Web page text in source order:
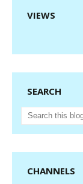
VIEWS
SEARCH
CHANNELS